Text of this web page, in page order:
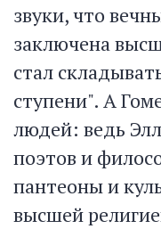
звуки, что
заключена
стал
ступени". А
людей: ведь
поэтов и
пантеоны и
высшей